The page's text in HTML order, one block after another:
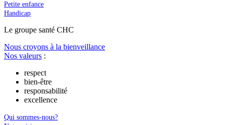
Petite enfance
Handicap
Le groupe santé CHC
Nous croyons à la bienveillance
Nos valeurs :
respect
bien-être
responsabilité
excellence
Qui sommes-nous?